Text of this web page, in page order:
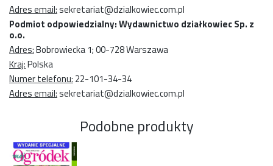
Adres email:sekretariat@dzialkowiec.com.pl
Podmiot odpowiedzialny: Wydawnictwo działkowiec Sp. z
o.o.
Adres:Bobrowiecka 1; 00-728 Warszawa
Kraj:Polska
Numer telefonu: 22-101-34-34
Adres email:sekretariat@dzialkowiec.com.pl
Podobne produkty